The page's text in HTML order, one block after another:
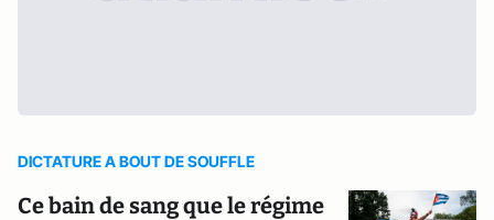
DICTATURE A BOUT DE SOUFFLE
Ce bain de sang que le régime